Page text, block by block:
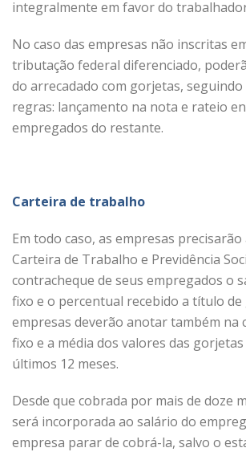
integralmente em favor do
No caso das empresas não inscritas
tributação federal diferenciado,
do arrecadado com gorjetas, seguindo
regras: lançamento na nota e rateio
empregados do restante.
Carteira de trabalho
Em todo caso, as empresas
Carteira de Trabalho e Previdência
contracheque de seus empregados o
fixo e o percentual recebido a título de
empresas deverão anotar também na
fixo e a média dos valores das
últimos 12 meses.
Desde que cobrada por mais de doze
será incorporada ao salário do
empresa parar de cobrá-la, salvo o